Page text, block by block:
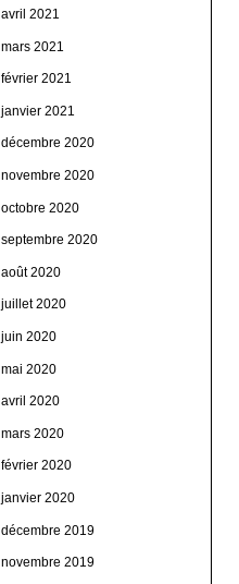
avril 2021
mars 2021
février 2021
janvier 2021
décembre 2020
novembre 2020
octobre 2020
septembre 2020
août 2020
juillet 2020
juin 2020
mai 2020
avril 2020
mars 2020
février 2020
janvier 2020
décembre 2019
novembre 2019